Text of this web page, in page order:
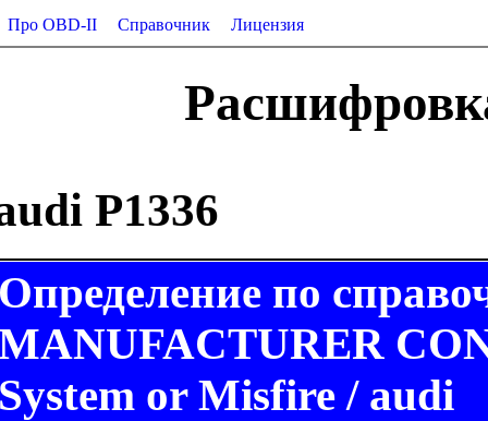
Про OBD-II Справочник Лицензия
P1336
по
or Misfire / audi